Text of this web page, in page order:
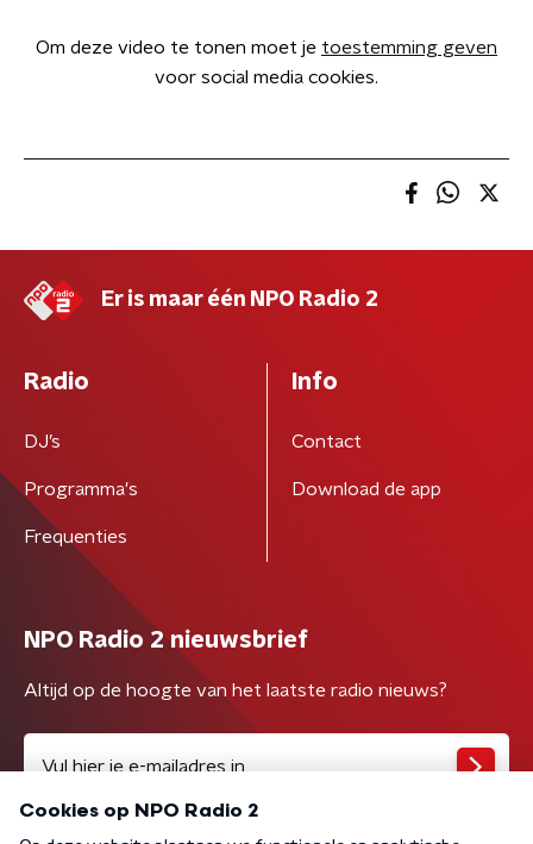
Om deze video te tonen moet je toestemming geven
voor social media cookies.
Er is maar één NPO Radio 2
Radio
DJ’s
Programma's
Frequenties
Info
Contact
Download de app
NPO Radio 2 nieuwsbrief
Altijd op de hoogte van het laatste radio nieuws?